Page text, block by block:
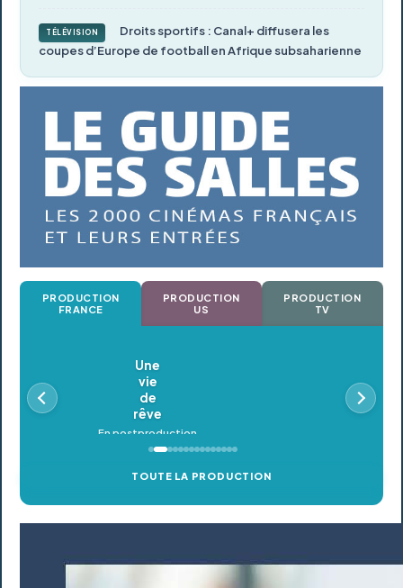
TÉLÉVISION
Droits sportifs : Canal+ diffusera les
coupes d’Europe de football en Afrique subsaharienne
PRODUCTION
FRANCE
PRODUCTION
US
PRODUCTION
TV
Oldeupe
En postproduction
TOUTE LA PRODUCTION